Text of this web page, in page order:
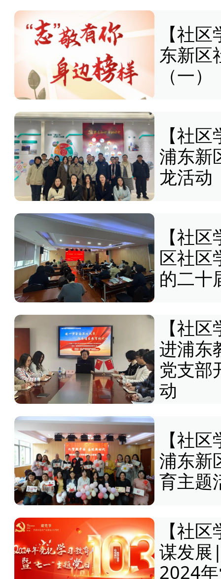
【社
东新区
（一）
【社
浦东新
龙活动
【社
区社区
的二十
【社
进浦东
党支部
动
【社
浦东新
育主题
【社
谋发展
2024